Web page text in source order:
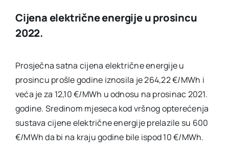
Cijena električne energije u prosincu
2022.
Prosječna satna cijena električne energije u
prosincu prošle godine iznosila je 264,22 €/MWh i
veća je za 12,10 €/MWh u odnosu na prosinac 2021.
godine. Sredinom mjeseca kod vršnog opterećenja
sustava cijene električne energije prelazile su 600
€/MWh da bi na kraju godine bile ispod 10 €/MWh.